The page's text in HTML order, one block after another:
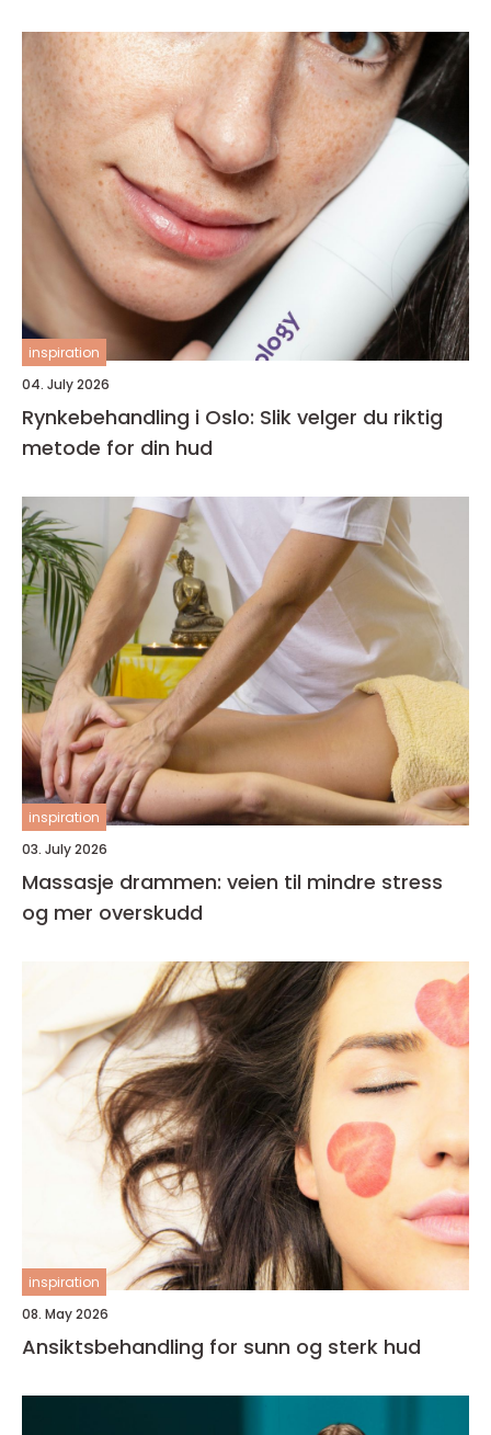
inspiration
04. July 2026
Rynkebehandling i Oslo: Slik velger du riktig
metode for din hud
inspiration
03. July 2026
Massasje drammen: veien til mindre stress
og mer overskudd
inspiration
08. May 2026
Ansiktsbehandling for sunn og sterk hud